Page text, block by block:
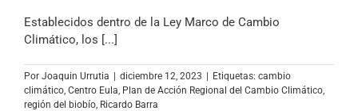
Establecidos dentro de la Ley Marco de Cambio
Climático, los [...]
Por Joaquin Urrutia | diciembre 12, 2023 | Etiquetas: cambio
climático Centro Eula Plan de Acción Regional del Cambio Climático
región del biobío Ricardo Barra